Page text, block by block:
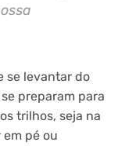
se levantar do
preparam para
trilhos, seja na
pé ou